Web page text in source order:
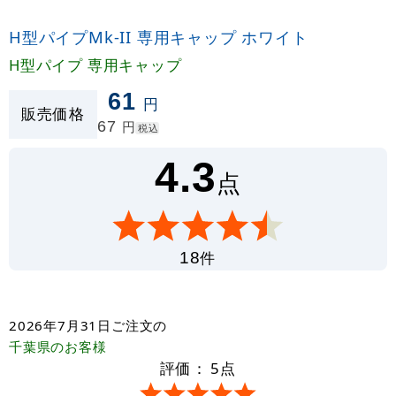
H型パイプMk-II 専用キャップ ホワイト
H型パイプ 専用キャップ
販売価格 61 円
67 円 税込
4.3点
18件
2026年7月31日 ご注文の
千葉県のお客様
評価： 5点